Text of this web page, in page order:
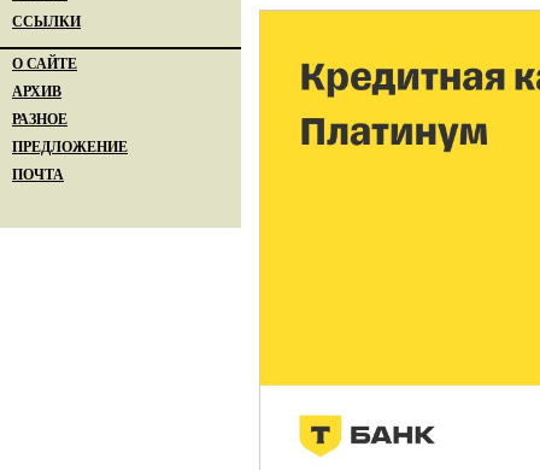
ССЫЛКИ
О САЙТЕ
АРХИВ
РАЗНОЕ
ПРЕДЛОЖЕНИЕ
ПОЧТА